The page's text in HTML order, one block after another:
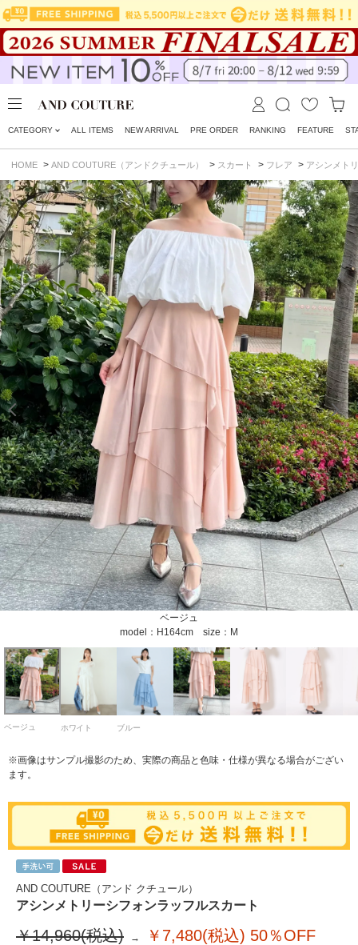
CATEGORY ALL ITEMS NEW ARRIVAL PRE ORDER RANKING FEATURE
HOME > AND COUTURE（アンドクチュール） > スカート > フレア > アシンメト
ベージュ
model：H164cm size：M
ホワイト
model：H161cm size：M
ブルー
model：H168cm size：M
model：H164cm size：M color：ベージュ
model：H170cm size：M color：ベージュ
model：H170cm size：M color：ベージュ
model：H170cm size：M color：ベージュ
color：ベージュ
color：ベージュ
color：ベージュ
model：H170cm size：M color：ベージュ
model：H170cm size：M color：ベージュ
model：H170cm size：M color：ベージュ
model：H170cm size：M color：ベージュ
model：H161cm size：M color：ホワイト
model：H161cm size：M color：ホワイト
model：H168cm size：M color：ホワイト
model：H168cm size：M color：ホワイト
model：H163cm size：M color：ホワイト
model：H163cm size：M color：ホワイト
model：H163cm size：M color：ホワイト
color：ホワイト
color：ホワイト
model：H168cm size：M color：ホワイト
model：H168cm size：M color：ホワイト
model：H168cm size：M color：ホワイト
model：H168cm size：M color：ホワイト
model：H168cm size：M color：ホワイト
model：H168cm size：M color：ブルー
model：H168cm size：M color：ブルー
model：H168cm size：M color：ブルー
model：H168cm size：M color：ブルー
model：H168cm size：M color：ブルー
color：ブルー
color：ブルー
model：H168cm size：M color：ブルー
model：H168cm size：M color：ブルー
model：H168cm size：M color：ブルー
model：H168cm size：M color：ブルー
model：H168cm size：M color：ブルー
model：H168cm size：M color：ブルー
ベージュ ホワイト ブルー
※画像はサンプル撮影のため、実際の商品と色味・仕様が異なる場合がござい
ます。
AND COUTURE（アンド クチュール）
アシンメトリーシフォンラッフルスカート
￥14,960(税込) ￥7,480(税込) 50％OFF